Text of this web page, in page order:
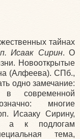
тайнах
Исаак Сирин. О
Новооткрытые
(Алфеева). СПб.,
одно замечание:
в современной
многие
Исааку Сирину,
а к подлогам
тема,